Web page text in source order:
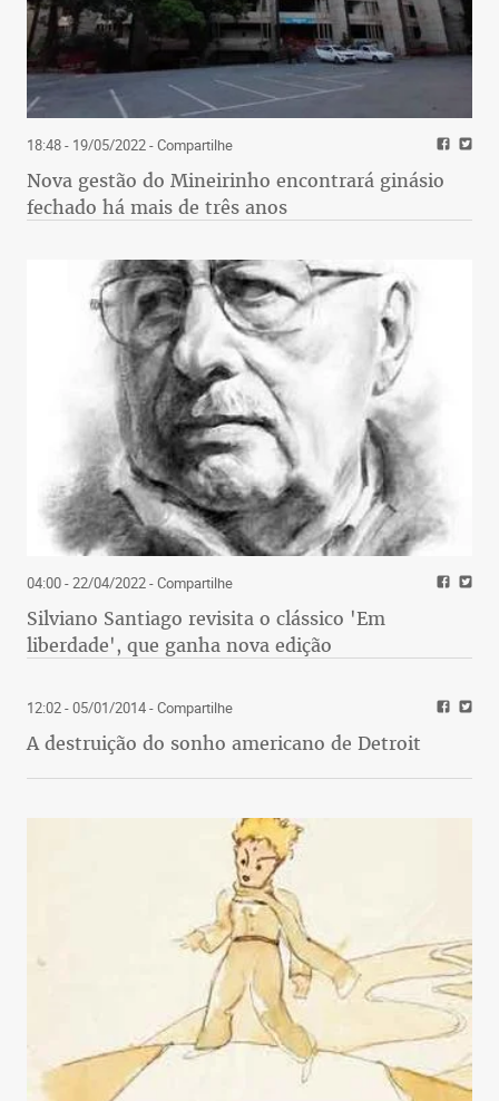
18:48 - 19/05/2022- Compartilhe
Nova gestão do Mineirinho encontrará ginásio
fechado há mais de três anos
04:00 - 22/04/2022- Compartilhe
Silviano Santiago revisita o clássico 'Em
liberdade', que ganha nova edição
12:02 - 05/01/2014- Compartilhe
A destruição do sonho americano de Detroit